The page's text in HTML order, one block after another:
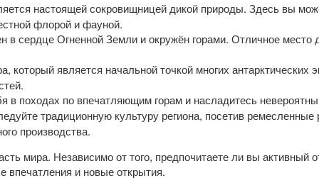
настоящей сокровищницей дикой природы. Здесь вы
флорой и фауной.
в сердце Огненной Земли и окружён горами. Отличное место
который является начальной точкой многих антарктических
в походах по впечатляющим горам и насладитесь
традиционную культуру региона, посетив
производства.
мира. Независимо от того, предпочитаете ли вы активный
и новые открытия.